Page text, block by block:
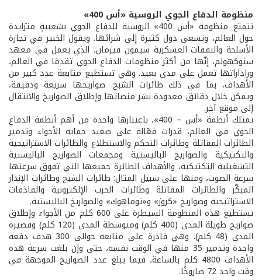
منظومة الدفاع الجوي الروسية «أس 400»
تتمتع منظومة «أس 400» الروسية للدفاع الجوي بشعبيةٍ متزايدة
حول العالم، وتسعى دول كثيرة إلى شرائها. ويقول الخبير في تجارة
الأسلحة والنفقات العسكرية سيمون فيزمان، الذي يعمل في معهد
ستوكهولم، إنّها من أكثر منظومات الدفاع الجوي تقدمًا في العالم،
وراداراتها تعمل على مدى بعيد. وهي تستطيع متابعة عدد كبير من
الأهداف، بما في ذلك طائرات الشبح. صواريخها سريعة ودقيقة،
ويمكن خلال دقائق معدودة نشر منصاتها وإطلاق الصواريخ والانتقال
إلى موقع آخر.
تمتلك أنظمة «أس – 400»، باعتبارها واحدة من أهم أنظمة الدفاع
الجوي في العالم، قدرات فعّالة على صعيد حماية الأجواء وتدمير
الطائرات المقاتلة وطائرات التحكم والاستطلاع والطائرات الاستراتيجية
والتكتيكية والصواريخ الباليستية ومجمعات الصواريخ الباليستية
التشغيلية التكتيكية، والأهداف الطائرة جميعها التي تفوق سرعتها
سرعة الصوت، ومنها على سبيل المثال: طائرات الشبح وطائرات الإنذار
المبكّر والطائرات المقاتلة وطائرات الحرب الإلكترونية والقاذفات
الاستراتيجية وصواريخ «كروز» و«توماهوك» والصواريخ الباليستية.
تستطيع هذه المنظومة السيطرة على 600 كلم من الأجواء وإطلاق
صواريخ طويلة المدى (400 كلم) ومتوسطة المدى (120 كلم) وقصيرة
المدى (48 كلم). وهي قادرة على متابعة حوالى 300 هدف دفعة
واحدة وتدمير 35 منها في الوقت نفسه، حتى وإن بلغت سرعة هذه
الأهداف 4800 كلم بالساعة، فيما يبلغ عدد الصواريخ الموجهة في
وقت واحد 72 صاروخًا.